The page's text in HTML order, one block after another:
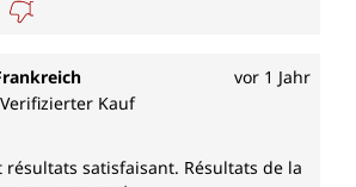
vor 1 Jahr
Bewertung von 5 von 5 Sternen
Verifizierter Kauf
satisfaisant. Résultats de la